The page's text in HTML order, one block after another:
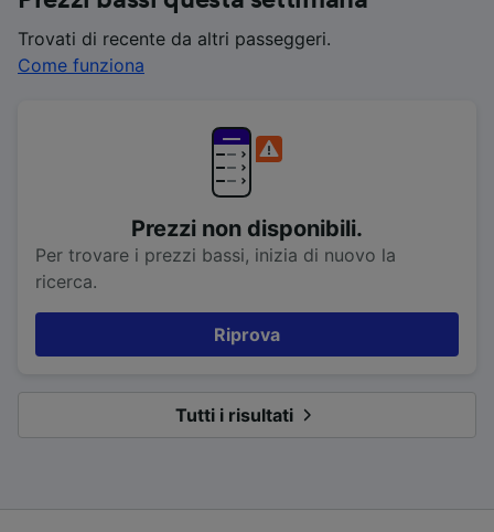
Trovati di recente da altri passeggeri.
Come funziona
Prezzi non disponibili.
Per trovare i prezzi bassi, inizia di nuovo la
ricerca.
Riprova
Tutti i risultati